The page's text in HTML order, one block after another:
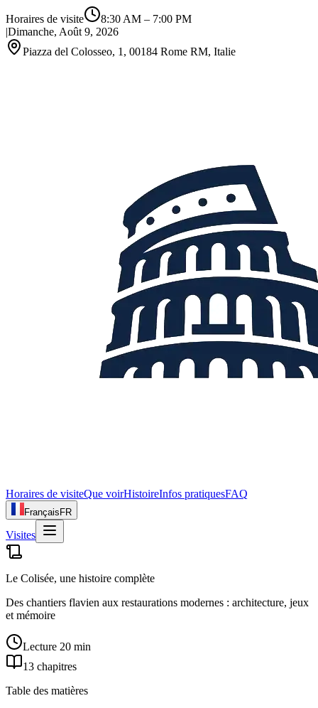
Horaires de visite 8:30 AM – 7:00 PM
|Dimanche, Août 9, 2026
Piazza del Colosseo, 1, 00184 Rome RM, Italie
Horaires de visiteQue voirHistoireInfos pratiquesFAQ
Français FR
Visites
Le Colisée, une histoire complète
Des chantiers flavien aux restaurations modernes : architecture, jeux
et mémoire
Lecture 20 min
13 chapitres
Table des matières